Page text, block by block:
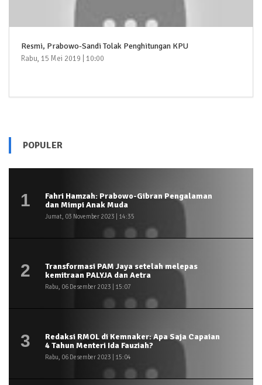
Resmi, Prabowo-Sandi Tolak Penghitungan KPU
Rabu, 15 Mei 2019 | 10:00
POPULER
1
Fahri Hamzah: Prabowo-Gibran Pengalaman
dan Mimpi Anak Muda
Jumat, 03 November 2023 | 14:35
2
Transformasi PAM Jaya setelah melepas
kemitraan PALYJA dan Aetra
Rabu, 06 Desember 2023 | 15:07
3
Redaksi RMOL di Kemnaker: Apa Saja Capaian
4 Tahun Menteri Ida Fauziah?
Rabu, 06 Desember 2023 | 15:04